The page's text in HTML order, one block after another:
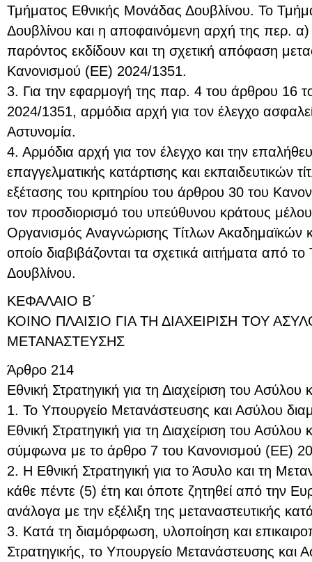
Τμήματος Εθνικής Μονάδας Δουβλίνου. Το
Δουβλίνου και η αποφαινόμενη αρχή της περ.
παρόντος εκδίδουν και τη σχετική απόφαση
Κανονισμού (ΕΕ) 2024/1351.
3. Για την εφαρμογή της παρ. 4 του άρθρου 16
2024/1351, αρμόδια αρχή για τον έλεγχο
Αστυνομία.
4. Αρμόδια αρχή για τον έλεγχο και την
επαγγελματικής κατάρτισης και εκπαιδευτικών
εξέτασης του κριτηρίου του άρθρου 30 του
τον προσδιορισμό του υπεύθυνου κράτους
Οργανισμός Αναγνώρισης Τίτλων Ακαδημαϊκών
οποίο διαβιβάζονται τα σχετικά αιτήματα από
Δουβλίνου.
ΚΕΦΑΛΑΙΟ Β΄
ΚΟΙΝΟ ΠΛΑΙΣΙΟ ΓΙΑ ΤΗ ΔΙΑΧΕΙΡΙΣΗ ΤΟΥ
ΜΕΤΑΝΑΣΤΕΥΣΗΣ
Άρθρο 214
Εθνική Στρατηγική για τη Διαχείριση του
1. Το Υπουργείο Μετανάστευσης και Ασύλου
Εθνική Στρατηγική για τη Διαχείριση του
σύμφωνα με το άρθρο 7 του Κανονισμού (ΕΕ)
2. Η Εθνική Στρατηγική για το Άσυλο και τη
κάθε πέντε (5) έτη και όποτε ζητηθεί από την
ανάλογα με την εξέλιξη της μεταναστευτικής
3. Κατά τη διαμόρφωση, υλοποίηση και
Στρατηγικής, το Υπουργείο Μετανάστευσης και